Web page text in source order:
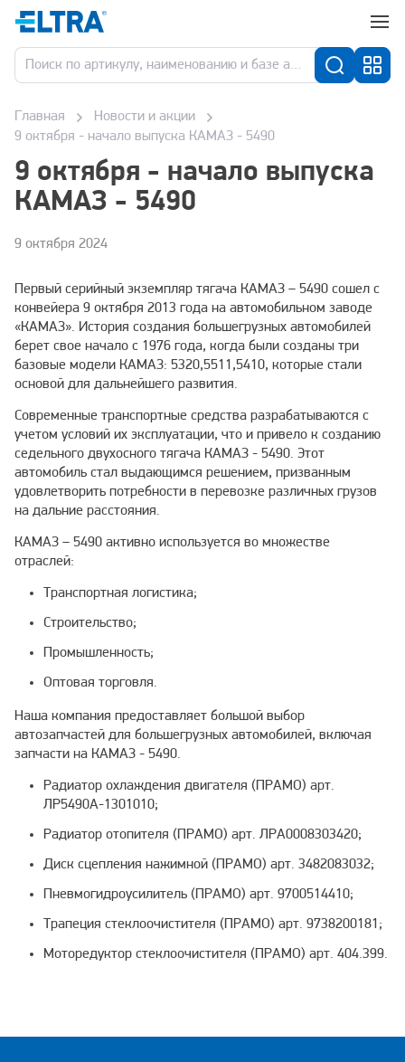
Главная
Новости и акции
9 октября - начало выпуска КАМАЗ - 5490
9 октября - начало выпуска
КАМАЗ - 5490
9 октября 2024
Первый серийный экземпляр тягача КАМАЗ – 5490 сошел с
конвейера 9 октября 2013 года на автомобильном заводе
«КАМАЗ». История создания большегрузных автомобилей
берет свое начало с 1976 года, когда были созданы три
базовые модели КАМАЗ: 5320,5511,5410, которые стали
основой для дальнейшего развития.
Современные транспортные средства разрабатываются с
учетом условий их эксплуатации, что и привело к созданию
седельного двухосного тягача КАМАЗ - 5490. Этот
автомобиль стал выдающимся решением, призванным
удовлетворить потребности в перевозке различных грузов
на дальние расстояния.
КАМАЗ – 5490 активно используется во множестве
отраслей:
Транспортная логистика;
Строительство;
Промышленность;
Оптовая торговля.
Наша компания предоставляет большой выбор
автозапчастей для большегрузных автомобилей, включая
запчасти на КАМАЗ - 5490.
Радиатор охлаждения двигателя (ПРАМО) арт.
ЛР5490А-1301010;
Радиатор отопителя (ПРАМО) арт. ЛРA0008303420;
Диск сцепления нажимной (ПРАМО) арт. 3482083032;
Пневмогидроусилитель (ПРАМО) арт. 9700514410;
Трапеция стеклоочистителя (ПРАМО) арт. 9738200181;
Моторедуктор стеклоочистителя (ПРАМО) арт. 404.399.